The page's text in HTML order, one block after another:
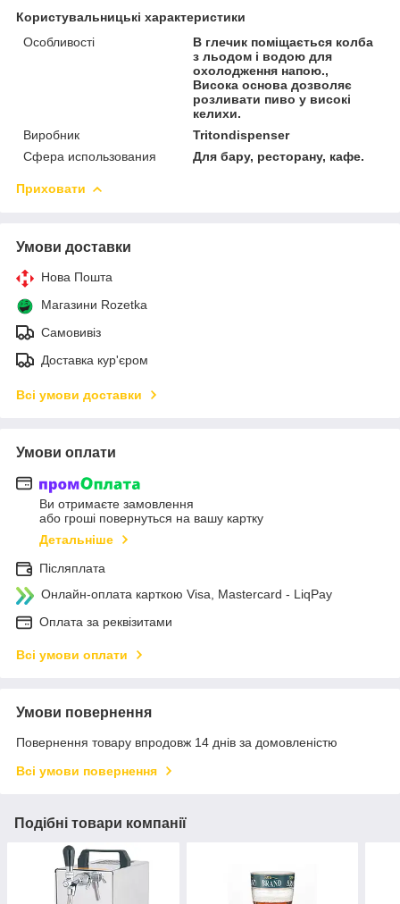
Користувальницькі характеристики
Особливості
В глечик поміщається колба
з льодом і водою для
охолодження напою.,
Висока основа дозволяє
розливати пиво у високі
келихи.
Виробник
Tritondispenser
Сфера использования
Для бару, ресторану, кафе.
Приховати
Умови доставки
Нова Пошта
Магазини Rozetka
Самовивіз
Доставка кур'єром
Всі умови доставки
Умови оплати
Ви отримаєте замовлення
або гроші повернуться на вашу картку
Детальніше
Післяплата
Онлайн-оплата карткою Visa, Mastercard - LiqPay
Оплата за реквізитами
Всі умови оплати
Умови повернення
Повернення товару впродовж 14 днів за домовленістю
Всі умови повернення
Подібні товари компанії